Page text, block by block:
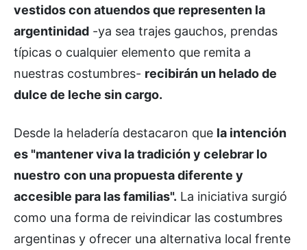
vestidos con atuendos que representen la
argentinidad -ya sea trajes gauchos, prendas
típicas o cualquier elemento que remita a
nuestras costumbres- recibirán un helado de
dulce de leche sin cargo.
Desde la heladería destacaron que la intención
es "mantener viva la tradición y celebrar lo
nuestro con una propuesta diferente y
accesible para las familias". La iniciativa surgió
como una forma de reivindicar las costumbres
argentinas y ofrecer una alternativa local frente